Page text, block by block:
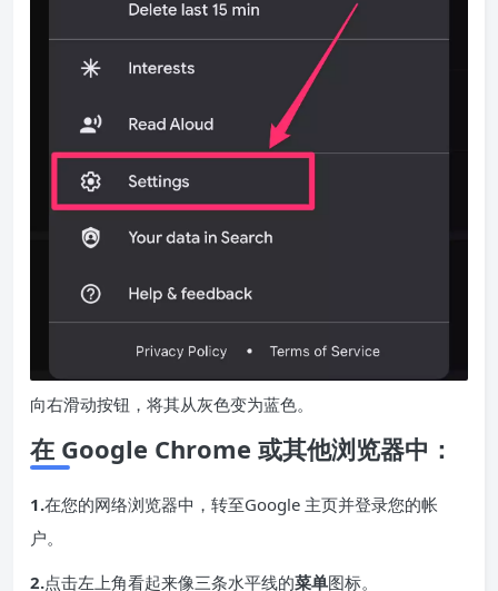
向右滑动按钮，将其从灰色变为蓝色。
在 Google Chrome 或其他浏览器中：
1.在您的网络浏览器中，转至Google 主页并登录您的帐
户。
2.点击左上角看起来像三条水平线的菜单图标。